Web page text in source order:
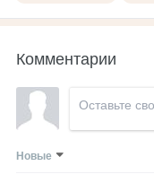
Комментарии
Новые